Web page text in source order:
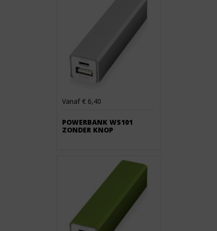
Vanaf € 6,40
POWERBANK WS101
ZONDER KNOP